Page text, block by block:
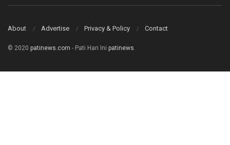
About Advertise Privacy & Policy Contact
© 2020 patinews.com - Pati Hari Ini patinews.